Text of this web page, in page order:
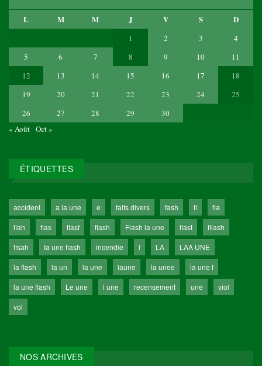
L M M J V S D
1 2 3
4
5
6 7 8 9 10
11
12
13 14 15 16 17
18
19
20 21 22 23 24
25
26
27 28 29
30
« Août Oct »
ÉTIQUETTES
accident a la une e faits divers fash fl
fla
flah
flas flasf flash Flash la une flast
fllash
flsah
Ia une flash incendie l LA
LAA UNE
la flash
la un la une laune la unee
la une f
la une flash
Le une l une recensement une
viol
vol
NOS ARCHIVES